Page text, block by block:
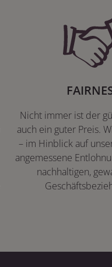
Nicht immer ist der
auch ein guter Preis.
– im Hinblick auf
angemessene
nachhaltigen,